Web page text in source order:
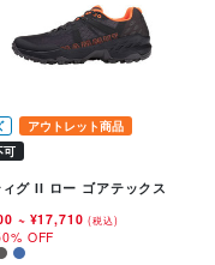
アウトレット商品
可
グ II ロー ゴアテックス
~ ¥17,710(税込)
OFF